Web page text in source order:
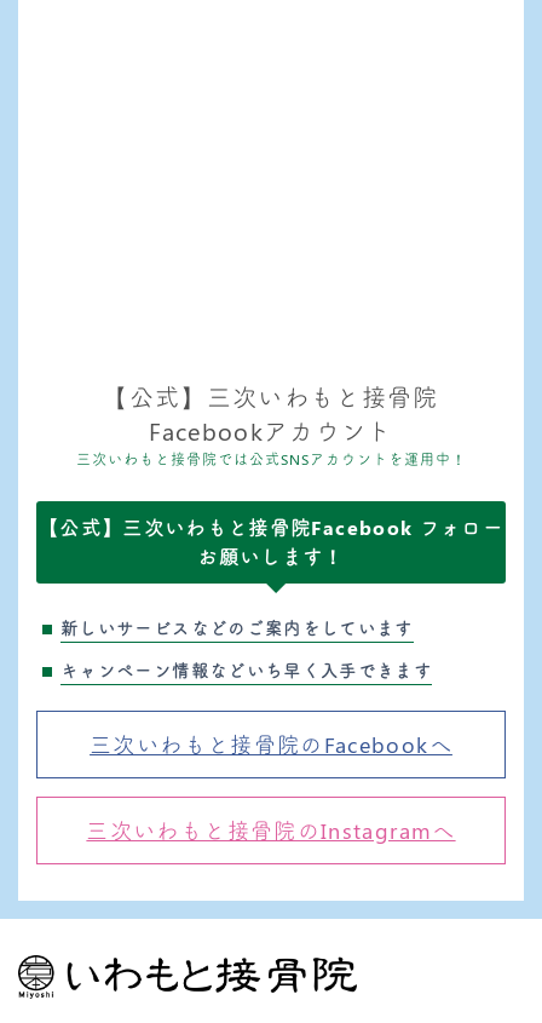
【公式】三次いわもと接骨院
Facebookアカウント
三次いわもと接骨院では公式SNSアカウントを運用中！
【公式】三次いわもと接骨院Facebook フォロー
お願いします！
新しいサービスなどのご案内をしています
キャンペーン情報などいち早く入手できます
三次いわもと接骨院のFacebookへ
三次いわもと接骨院のInstagramへ